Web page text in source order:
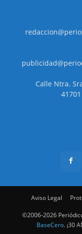
Calle Ntra.
Aviso Legal
©2006-2026
BaseCero. ¡30